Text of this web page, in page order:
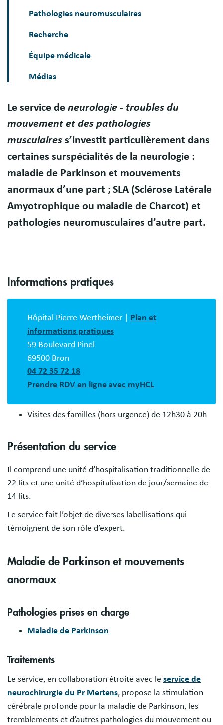
Pathologies neuromusculaires
Recherche
Équipe médicale
Médias
Présentation
Le service de neurologie - troubles du
mouvement et des pathologies
musculaires s’investit particulièrement dans
certaines surspécialités de la neurologie :
maladie de Parkinson et mouvements
anormaux d’une part ; SLA (Sclérose Latérale
Amyotrophique ou maladie de Charcot) et
pathologies neuromusculaires d’autre part.
Bloc
description
Informations pratiques
Hôpital Pierre Wertheimer | Plan et
informations pratiques
59 Boulevard Pinel
69500 Bron
04 72 35 72 18
Prendre RDV en ligne avec myHCL
Visites des familles (hors urgence) de 12h30 à 20h
Présentation du service
Il comprend une unité d’hospitalisation traditionnelle de
22 lits et une unité d’hospitalisation de jour/semaine de
14 lits.
Le service fait l’objet de diverses labellisations qui
témoignent de son rôle d’expert.
Maladie de Parkinson et mouvements
anormaux
Pathologies prises en charge
Maladie de Parkinson
Traitements
Le service, en collaboration étroite avec le service de
neurochirurgie du Pr Mertens, propose la stimulation
cérébrale profonde pour la maladie de Parkinson, les
tremblements et d’autres pathologies du mouvement ou